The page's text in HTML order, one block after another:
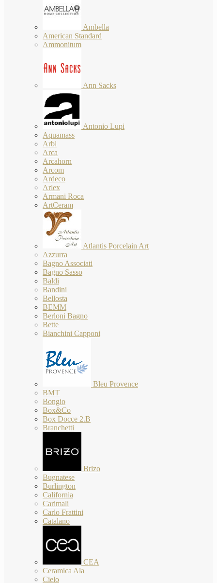
Ambella
American Standard
Ammonitum
Ann Sacks
Antonio Lupi
Aquamass
Arbi
Arca
Arcahorn
Arcom
Ardeco
Arlex
Armani Roca
ArtCeram
Atlantis Porcelain Art
Azzurra
Bagno Associati
Bagno Sasso
Baldi
Bandini
Bellosta
BEMM
Berloni Bagno
Bette
Bianchini Capponi
Bleu Provence
BMT
Bongio
Box&Co
Box Docce 2.B
Branchetti
Brizo
Bugnatese
Burlington
California
Carimali
Carlo Frattini
Catalano
CEA
Ceramica Ala
Cielo